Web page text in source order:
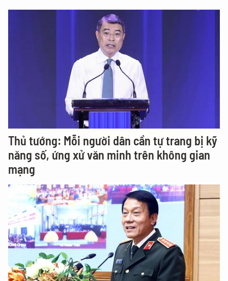
Thủ tướng: Mỗi người dân cần tự trang bị kỹ
năng số, ứng xử văn minh trên không gian
mạng